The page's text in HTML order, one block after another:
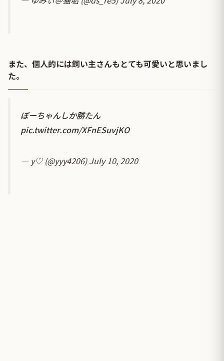
また、個人的には飼い主さんもとても可愛いと思いまし
た。
ぼーちゃんしか勝たん
pic.twitter.com/XFnESuvjKO
— y♡ (@yyy4206)July 10, 2020